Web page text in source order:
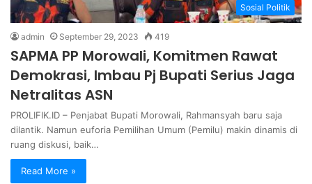
Sosial Politik
admin September 29, 2023 419
SAPMA PP Morowali, Komitmen Rawat
Demokrasi, Imbau Pj Bupati Serius Jaga
Netralitas ASN
PROLIFIK.ID – Penjabat Bupati Morowali, Rahmansyah baru saja
dilantik. Namun euforia Pemilihan Umum (Pemilu) makin dinamis di
ruang diskusi, baik…
Read More »